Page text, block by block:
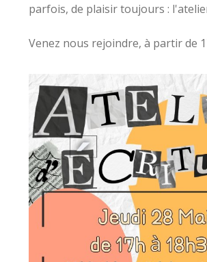
parfois, de plaisir toujours :
Venez nous rejoindre, à partir de